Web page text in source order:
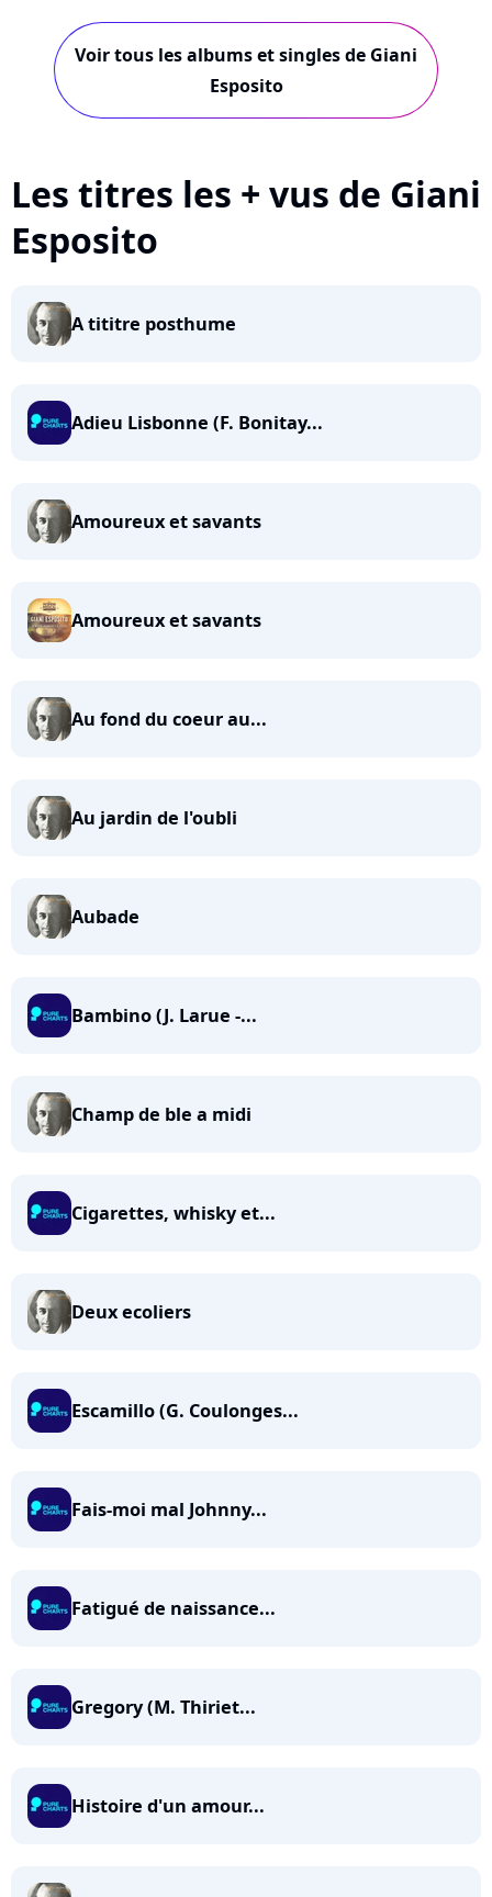
Voir tous les albums et singles de Giani
Esposito
Les titres les + vus de Giani
Esposito
A tititre posthume
Adieu Lisbonne (F. Bonitay...
Amoureux et savants
Amoureux et savants
Au fond du coeur au...
Au jardin de l'oubli
Aubade
Bambino (J. Larue -...
Champ de ble a midi
Cigarettes, whisky et...
Deux ecoliers
Escamillo (G. Coulonges...
Fais-moi mal Johnny...
Fatigué de naissance...
Gregory (M. Thiriet...
Histoire d'un amour...